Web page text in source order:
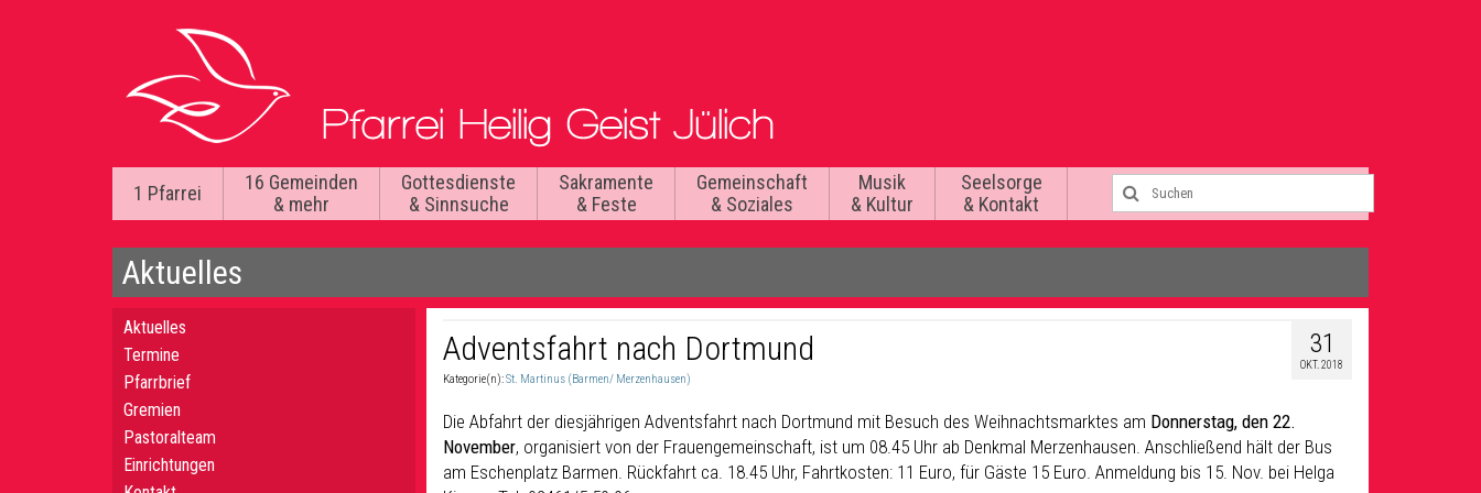
1 Pfarrei
16 Gemeinden
& mehr
Gottesdienste
& Sinnsuche
Sakramente
& Feste
Gemeinschaft
& Soziales
Musik
& Kultur
Seelsorge
& Kontakt
Aktuelles
31
OKT. 2018
Adventsfahrt nach Dortmund
Kategorie(n):St. Martinus (Barmen/ Merzenhausen)
Die Abfahrt der diesjährigen Adventsfahrt nach Dortmund mit Besuch des Weihnachtsmarktes am Donnerstag, den 22.
November, organisiert von der Frauengemeinschaft, ist um 08.45 Uhr ab Denkmal Merzenhausen. Anschließend hält der Bus
am Eschenplatz Barmen. Rückfahrt ca. 18.45 Uhr, Fahrtkosten: 11 Euro, für Gäste 15 Euro. Anmeldung bis 15. Nov. bei Helga
Aktuelles
Termine
Pfarrbrief
Gremien
Pastoralteam
Einrichtungen